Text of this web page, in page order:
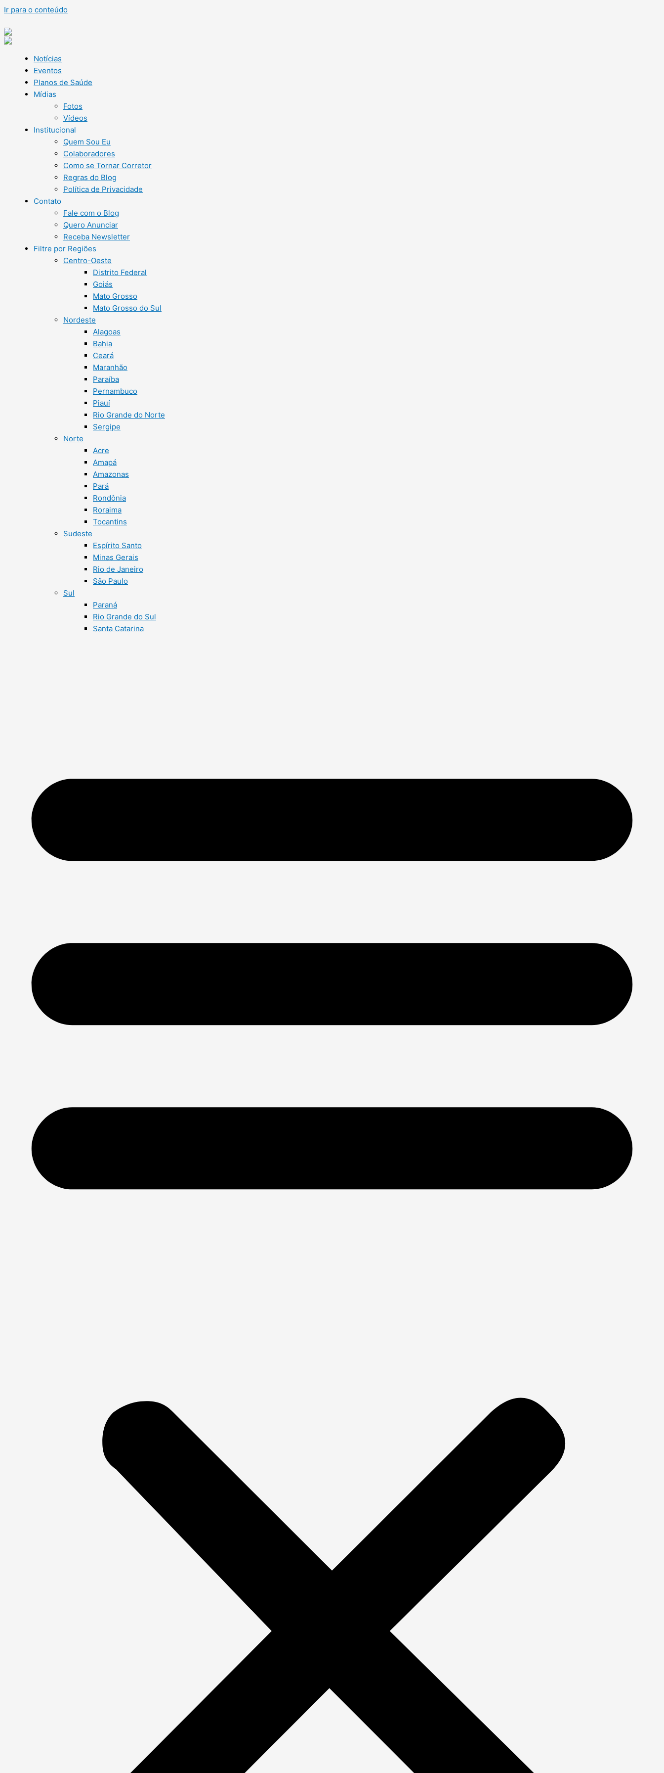
Ir para o conteúdo
Notícias
Eventos
Planos de Saúde
Mídias
Fotos
Vídeos
Institucional
Quem Sou Eu
Colaboradores
Como se Tornar Corretor
Regras do Blog
Política de Privacidade
Contato
Fale com o Blog
Quero Anunciar
Receba Newsletter
Filtre por Regiões
Centro-Oeste
Distrito Federal
Goiás
Mato Grosso
Mato Grosso do Sul
Nordeste
Alagoas
Bahia
Ceará
Maranhão
Paraíba
Pernambuco
Piauí
Rio Grande do Norte
Sergipe
Norte
Acre
Amapá
Amazonas
Pará
Rondônia
Roraima
Tocantins
Sudeste
Espírito Santo
Minas Gerais
Rio de Janeiro
São Paulo
Sul
Paraná
Rio Grande do Sul
Santa Catarina